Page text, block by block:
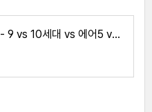
아이패드 비교 - 9 vs 10세대 vs 에어5 vs 프로6 vs 11 vs 12.9인치 차이는?(미니6 까지!) - 굿리뷰